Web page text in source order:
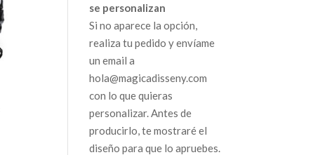
se personalizan
Si no aparece la opción,
realiza tu pedido y envíame
un email a
hola@magicadisseny.com
con lo que quieras
personalizar. Antes de
producirlo, te mostraré el
diseño para que lo apruebes.